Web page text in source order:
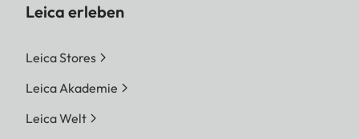
Leica erleben
Leica Stores
Leica Akademie
Leica Welt